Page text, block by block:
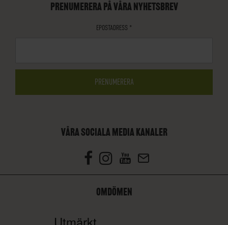
PRENUMERERA PÅ VÅRA NYHETSBREV
EPOSTADRESS *
VÅRA SOCIALA MEDIA KANALER
OMDÖMEN